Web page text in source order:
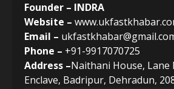
Founder – INDRA
Website –
Email –
Phone – +91-9917070725
Address –Naithani House, Lane
Enclave, Badripur, Dehradun,